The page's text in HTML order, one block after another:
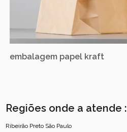
embalagem papel kraft
Regiões onde a atende :
Ribeirão Preto São Paulo